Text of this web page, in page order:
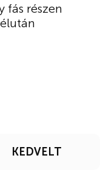
fás részen
KEDVELT